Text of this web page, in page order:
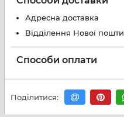
Адресна доставка
Відділення Нової пошти
Способи оплати
Поділитися: